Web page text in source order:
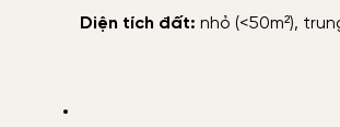
Diện tích đất: nhỏ (<50m²),